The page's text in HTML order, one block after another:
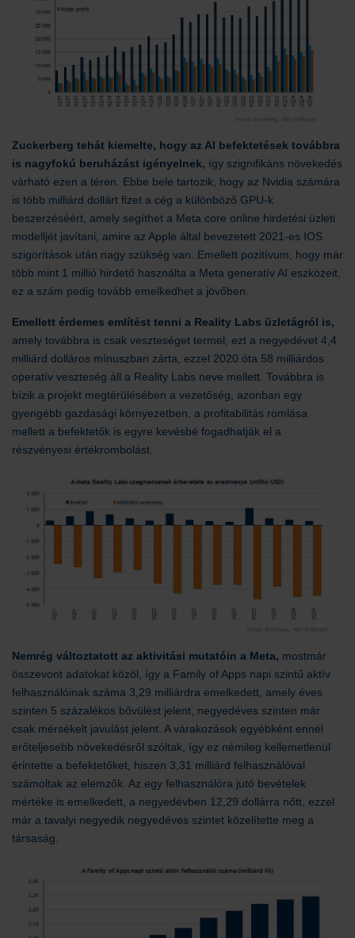
Zuckerberg tehát kiemelte, hogy az AI befektetések továbbra
is nagyfokú beruházást igényelnek, így szignifikáns növekedés
várható ezen a téren. Ebbe bele tartozik, hogy az Nvidia számára
is több milliárd dollárt fizet a cég a különböző GPU-k
beszerzéséért, amely segíthet a Meta core online hirdetési üzleti
modelljét javítani, amire az Apple által bevezetett 2021-es IOS
szigorítások után nagy szükség van. Emellett pozitívum, hogy már
több mint 1 millió hirdető használta a Meta generatív AI eszközeit,
ez a szám pedig tovább emelkedhet a jövőben.
Emellett érdemes említést tenni a Reality Labs üzletágról is,
amely továbbra is csak veszteséget termel, ezt a negyedévet 4,4
milliárd dolláros mínuszban zárta, ezzel 2020 óta 58 milliárdos
operatív veszteség áll a Reality Labs neve mellett. Továbbra is
bízik a projekt megtérülésében a vezetőség, azonban egy
gyengébb gazdasági környezetben, a profitabilitás romlása
mellett a befektetők is egyre kevésbé fogadhatják el a
részvényesi értékrombolást.
Nemrég változtatott az aktivitási mutatóin a Meta, mostmár
összevont adatokat közöl, így a Family of Apps napi szintű aktív
felhasználóinak száma 3,29 milliárdra emelkedett, amely éves
szinten 5 százalékos bővülést jelent, negyedéves szinten már
csak mérsékelt javulást jelent. A várakozások egyébként ennél
erőteljesebb növekedésről szóltak, így ez némileg kellemetlenül
érintette a befektetőket, hiszen 3,31 milliárd felhasználóval
számoltak az elemzők. Az egy felhasználóra jutó bevételek
mértéke is emelkedett, a negyedévben 12,29 dollárra nőtt, ezzel
már a tavalyi negyedik negyedéves szintet közelítette meg a
társaság.